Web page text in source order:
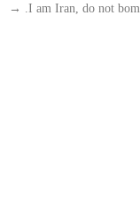
I am Iran, do not
→